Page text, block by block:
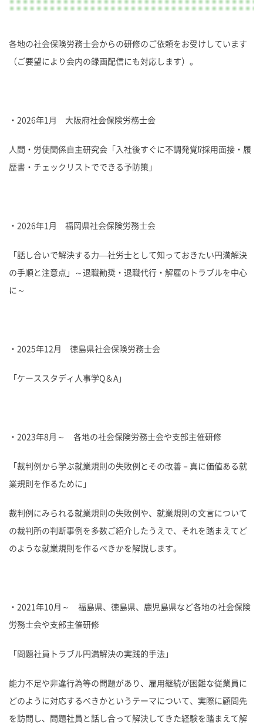
各地の社会保険労務士会からの研修のご依頼をお受けしています
（ご要望により会内の録画配信にも対応します）。
・2026年1月 大阪府社会保険労務士会
人間・労使関係自主研究会「入社後すぐに不調発覚⁉採用面接・履
歴書・チェックリストでできる予防策」
・2026年1月 福岡県社会保険労務士会
「話し合いで解決する力―社労士として知っておきたい円満解決
の手順と注意点」～退職勧奨・退職代行・解雇のトラブルを中心
に～
・2025年12月 徳島県社会保険労務士会
「ケーススタディ人事学Q＆A」
・2023年8月～ 各地の社会保険労務士会や支部主催研修
「裁判例から学ぶ就業規則の失敗例とその改善－真に価値ある就
業規則を作るために」
裁判例にみられる就業規則の失敗例や、就業規則の文言について
の裁判所の判断事例を多数ご紹介したうえで、それを踏まえてど
のような就業規則を作るべきかを解説します。
・2021年10月～ 福島県、徳島県、鹿児島県など各地の社会保険
労務士会や支部主催研修
「問題社員トラブル円満解決の実践的手法」
能力不足や非違行為等の問題があり、雇用継続が困難な従業員に
どのように対応するべきかというテーマについて、実際に顧問先
を訪問し、問題社員と話し合って解決してきた経験を踏まえて解